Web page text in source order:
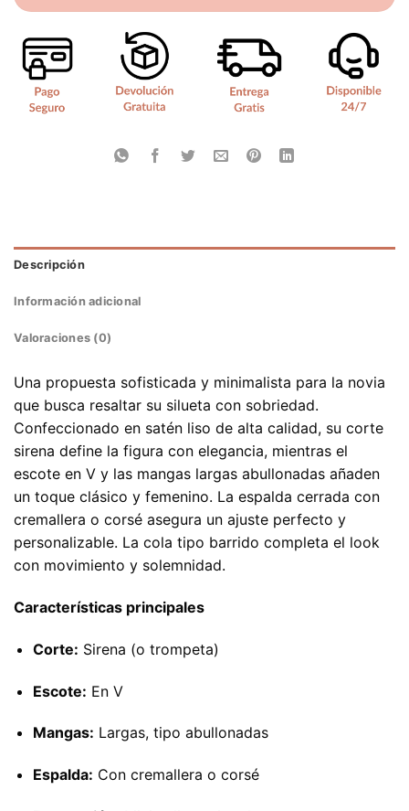
Descripción
Información adicional
Valoraciones (0)
Una propuesta sofisticada y minimalista para la novia
que busca resaltar su silueta con sobriedad.
Confeccionado en satén liso de alta calidad, su corte
sirena define la figura con elegancia, mientras el
escote en V y las mangas largas abullonadas añaden
un toque clásico y femenino. La espalda cerrada con
cremallera o corsé asegura un ajuste perfecto y
personalizable. La cola tipo barrido completa el look
con movimiento y solemnidad.
Características principales
Corte: Sirena (o trompeta)
Escote: En V
Mangas: Largas, tipo abullonadas
Espalda: Con cremallera o corsé